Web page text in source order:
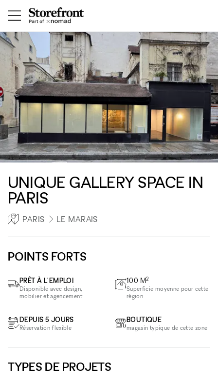
UNIQUE GALLERY SPACE IN
PARIS
PARIS LE MARAIS
POINTS FORTS
PRÊT À L'EMPLOI
Disponible avec design,
mobilier et agencement
DEPUIS 5 JOURS
Réservation flexible
100 M2
Superficie moyenne pour cette
région
BOUTIQUE
magasin typique de cette zone
TYPES DE PROJETS